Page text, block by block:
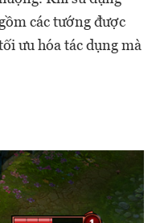
các tướng được
ưu hóa tác dụng mà